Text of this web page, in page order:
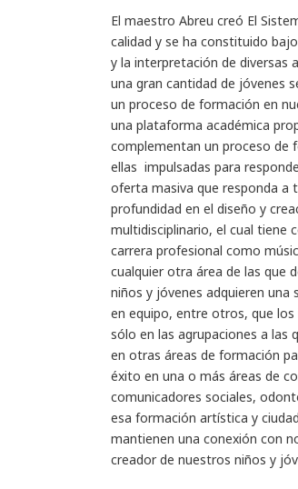
El maestro Abreu creó El
calidad y se ha constituido
y la interpretación de diversas
una gran cantidad de jóvenes
un proceso de formación en
una plataforma académica
complementan un proceso de
ellas impulsadas para
oferta masiva que responda a
profundidad en el diseño y
multidisciplinario, el cual tiene
carrera profesional como
cualquier otra área de las que
niños y jóvenes adquieren una
en equipo, entre otros, que los
sólo en las agrupaciones a las
en otras áreas de formación
éxito en una o más áreas de
comunicadores sociales,
esa formación artística y
mantienen una conexión con
creador de nuestros niños y